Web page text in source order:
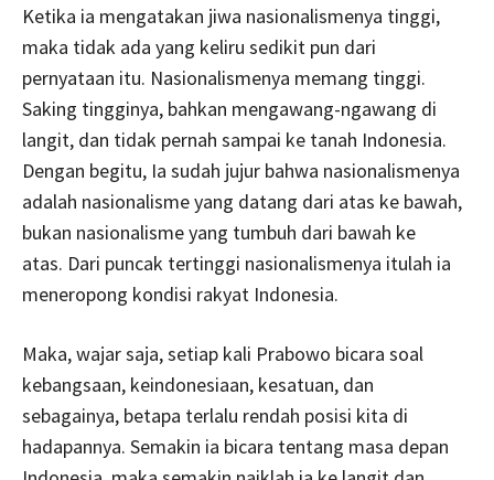
Ketika ia mengatakan jiwa nasionalismenya tinggi,
maka tidak ada yang keliru sedikit pun dari
pernyataan itu. Nasionalismenya memang tinggi.
Saking tingginya, bahkan mengawang-ngawang di
langit, dan tidak pernah sampai ke tanah Indonesia.
Dengan begitu, Ia sudah jujur bahwa nasionalismenya
adalah nasionalisme yang datang dari atas ke bawah,
bukan nasionalisme yang tumbuh dari bawah ke
atas. Dari puncak tertinggi nasionalismenya itulah ia
meneropong kondisi rakyat Indonesia.
Maka, wajar saja, setiap kali Prabowo bicara soal
kebangsaan, keindonesiaan, kesatuan, dan
sebagainya, betapa terlalu rendah posisi kita di
hadapannya. Semakin ia bicara tentang masa depan